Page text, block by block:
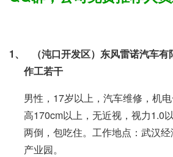
1、
（沌口开发区）东风雷诺汽车
作工若干
男性，17岁以上，汽车维修，机
高170cm以上，无近视，视力1.0
两倒，包吃住。工作地点：武汉
产业园。